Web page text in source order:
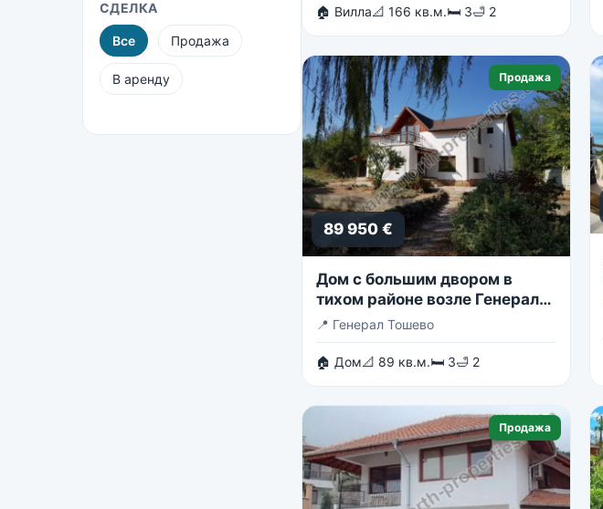
СДЕЛКА
Все Продажа
В аренду
🏠 Вилла📐 166 кв.м.🛏 3🛁 2
Продажа
89 950 €
Дом с большим двором в
тихом районе возле Генерала
Тошево.
📍 Генерал Тошево
🏠 Дом📐 89 кв.м.🛏 3🛁 2
Продажа